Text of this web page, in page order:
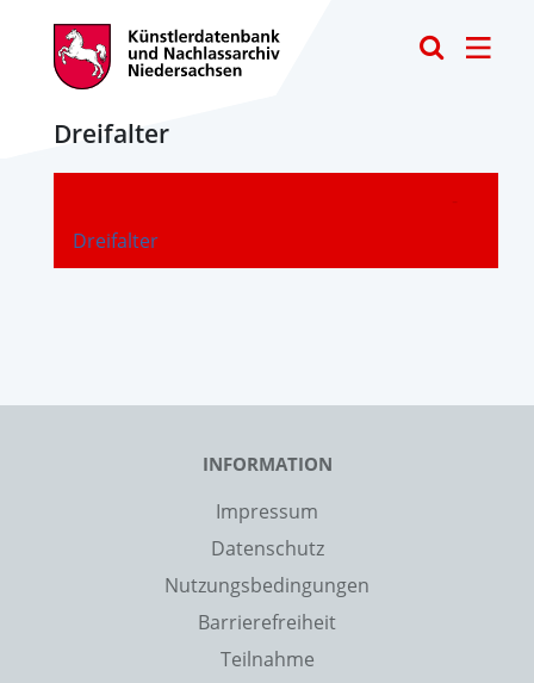
Dreifalter
Dreifalter
-
INFORMATION
Impressum
Datenschutz
Nutzungsbedingungen
Barrierefreiheit
Teilnahme